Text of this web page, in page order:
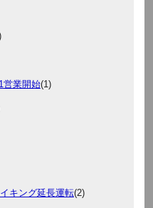
営業開始(1)
キング延長運転(2)